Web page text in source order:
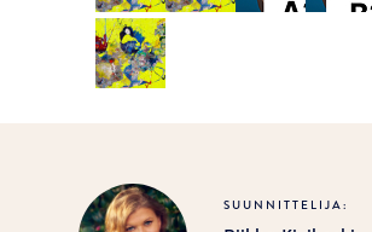
SUUNNITTELIJA: